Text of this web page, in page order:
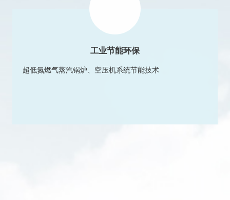
工业节能环保
超低氮燃气蒸汽锅炉、空压机系统节能技术